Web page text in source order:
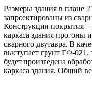
Размеры здания в плане
запроектированы из
Конструкции покрытия
каркаса здания прогоны
сварного двутавра. В
выступает грунт ГФ-021,
будет произведена
каркаса здания. Общий